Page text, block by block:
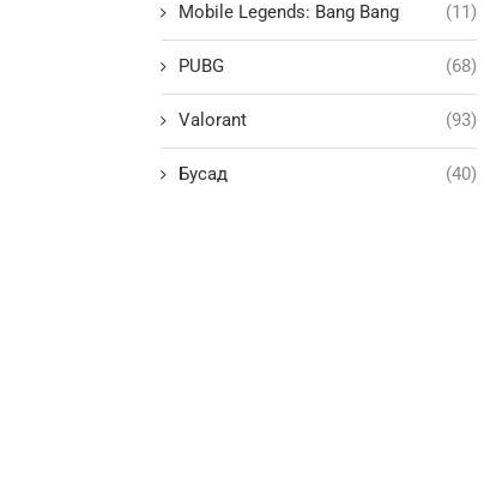
Mobile Legends: Bang Bang (11)
PUBG (68)
Valorant (93)
Бусад (40)